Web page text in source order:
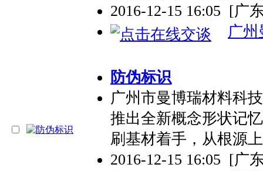
2016-12-15 16:05 [广
广州
防伪标识
广州市曼博瑞材料科
推出全新概念形状记
刷基材着手，从根源上
2016-12-15 16:05 [广